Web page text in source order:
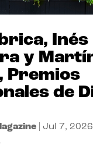
Inés
y
Premios
de
| Jul 7, 2026